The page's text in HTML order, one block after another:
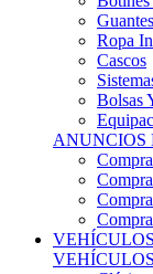
Ropa
Cascos
Bolsas